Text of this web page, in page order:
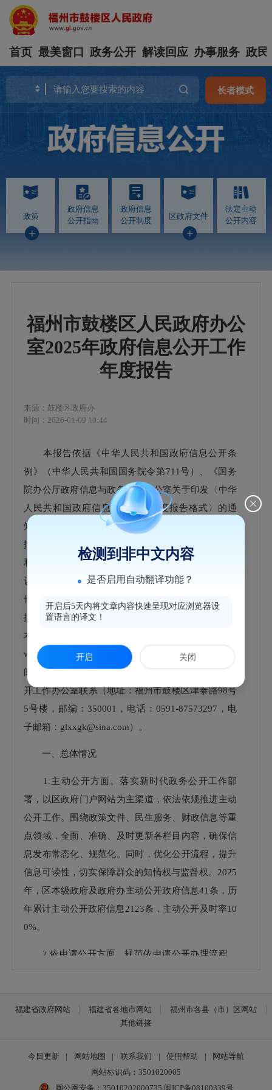
首页 最美窗口 政务公开 解读回应 办事服务 政民
长者模式
政策
政府信息
公开指南
政府信息
公开制度
区政府文件
法定主动
公开内容
福州市鼓楼区人民政府办公
室2025年政府信息公开工作
年度报告
来源：鼓楼区政府办
时间：2026-01-09 10:44
本报告依据《中华人民共和国政府信息公开条
例》（中华人民共和国国务院令第711号）、《国务
院办公厅政府信息与政务公开办公室关于印发〈中华
人民共和国政府信息公开工作年度报告格式〉的通
知》（国办公开办函〔2021〕30号）有关规定编制。
报告全文由“总体情况”“主动公开政府信息情况”“收到
和处理政府信息公开申请情况”“政府信息公开行政复
议、行政诉讼情况”“存在的主要问题及改进情况”“其
他需要报告的事项”六个部分组成。本报告中所列数
据的统计时限为2025年1月1日至2025年12月31日。
本报告在“福州市鼓楼区人民政府门户网站”（http://w
ww.gl.gov.cn）公布，并报送鼓楼区档案馆，欢迎查
阅。对本报告如有疑问，可与鼓楼区人民政府信息公
开工作办公室联系（地址：福州市鼓楼区津泰路98号
5号楼，邮编：350001，电话：0591-87573297，电
子邮箱：glxxgk@sina.com）。
一、总体情况
1.主动公开方面。落实新时代政务公开工作部
署，以区政府门户网站为主渠道，依法依规推进主动
公开工作。围绕政策文件、民生服务、财政信息等重
点领域，全面、准确、及时更新各栏目内容，确保信
息发布常态化、规范化。同时，优化公开流程，提升
信息可读性，切实保障群众的知情权与监督权。2025
年，区本级政府及政府办主动公开政府信息41条，历
年累计主动公开政府信息2123条，主动公开及时率10
0%。
2.依申请公开方面。规范依申请公开办理流程，
办理，在法定时限内高效反馈答复结果。畅通申请渠
道，切实保障群众的合理信息诉求。2025年，区本级
复并办结。因信息公开申请被行政复议4件，均被维
持；被行政诉讼2件，晋安法院和市中院驳回原告请
福建省政府网站 福建省各地市网站
福州市各县（市）区网站
其他链接
今日更新 | 网站地图 | 联系我们 | 使用帮助 |
网站导航
网站标识码：3501020005
闽公网安备：35010202000735 闽ICP备08100339号
检测到非中文内容
是否启用自动翻译功能？
开启后5天内将文章内容快速呈现对应浏览器设
置语言的译文！
开启 关闭